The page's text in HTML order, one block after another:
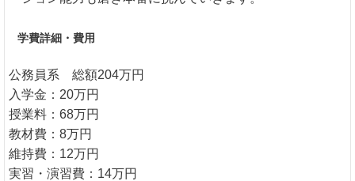
学費詳細・費用
公務員系 総額204万円
入学金：20万円
授業料：68万円
教材費：8万円
維持費：12万円
実習・演習費：14万円